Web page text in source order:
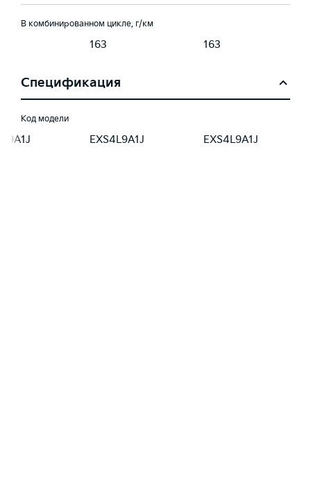
В комбинированном цикле, г/км
163 163
Спецификация
Код модели
EXS4L9A1J EXS4L9A1J